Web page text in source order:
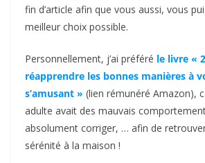
fin d’article afin que vous aussi, vous
meilleur choix possible.
Personnellement, j’ai préféré le livre «
réapprendre les bonnes manières à
s’amusant » (lien rémunéré Amazon),
adulte avait des mauvais
absolument corriger, … afin de
sérénité à la maison !